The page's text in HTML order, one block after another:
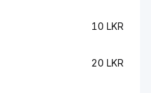
10 LKR
20 LKR